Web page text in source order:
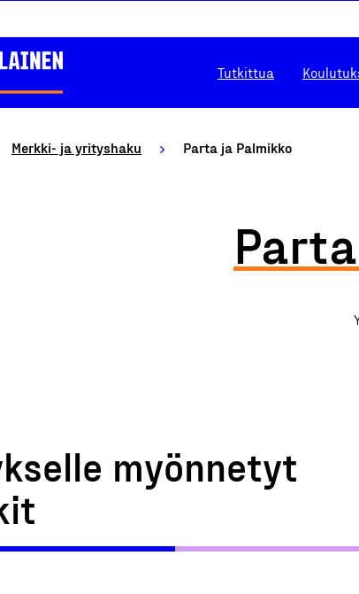
Tutkittua
Merkki- ja yrityshaku Parta ja Palmikko
myönnetyt